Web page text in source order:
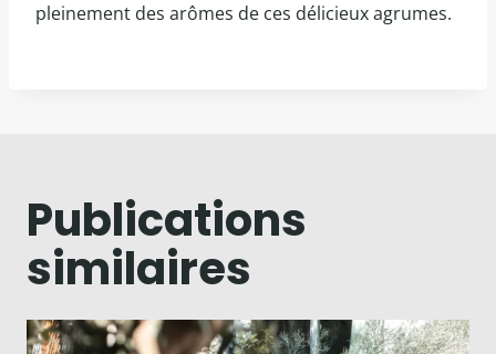
pleinement des arômes de ces délicieux agrumes.
Publications
similaires